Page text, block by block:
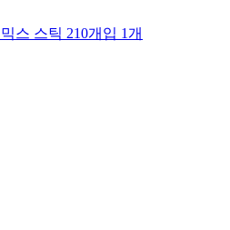
스 스틱 210개입 1개